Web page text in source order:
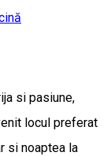
si pasiune,
locul preferat
si noaptea la